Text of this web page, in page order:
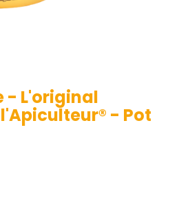
- L'original
- Pot